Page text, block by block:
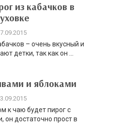
из кабачков в
– очень вкусный и
детки, так как он ...
и яблоками
к чаю будет пирог с
он достаточно прост в